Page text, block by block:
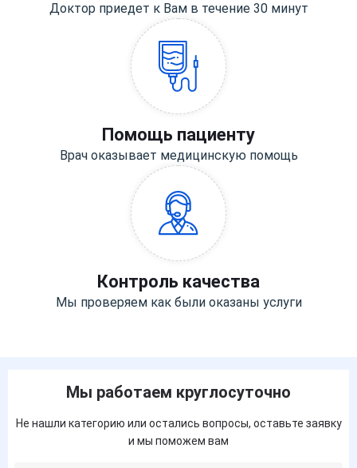
Доктор приедет к Вам в течение 30 минут
Помощь пациенту
Врач оказывает медицинскую помощь
Контроль качества
Мы проверяем как были оказаны услуги
Мы работаем круглосуточно
Не нашли категорию или остались вопросы, оставьте заявку
и мы поможем вам